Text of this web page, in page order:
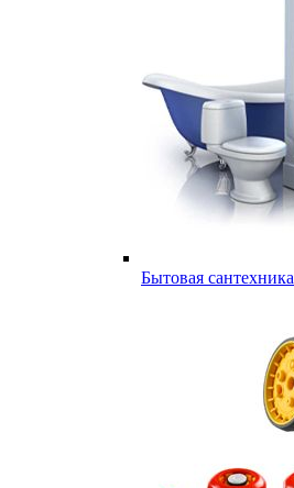
Бытовая сантехника